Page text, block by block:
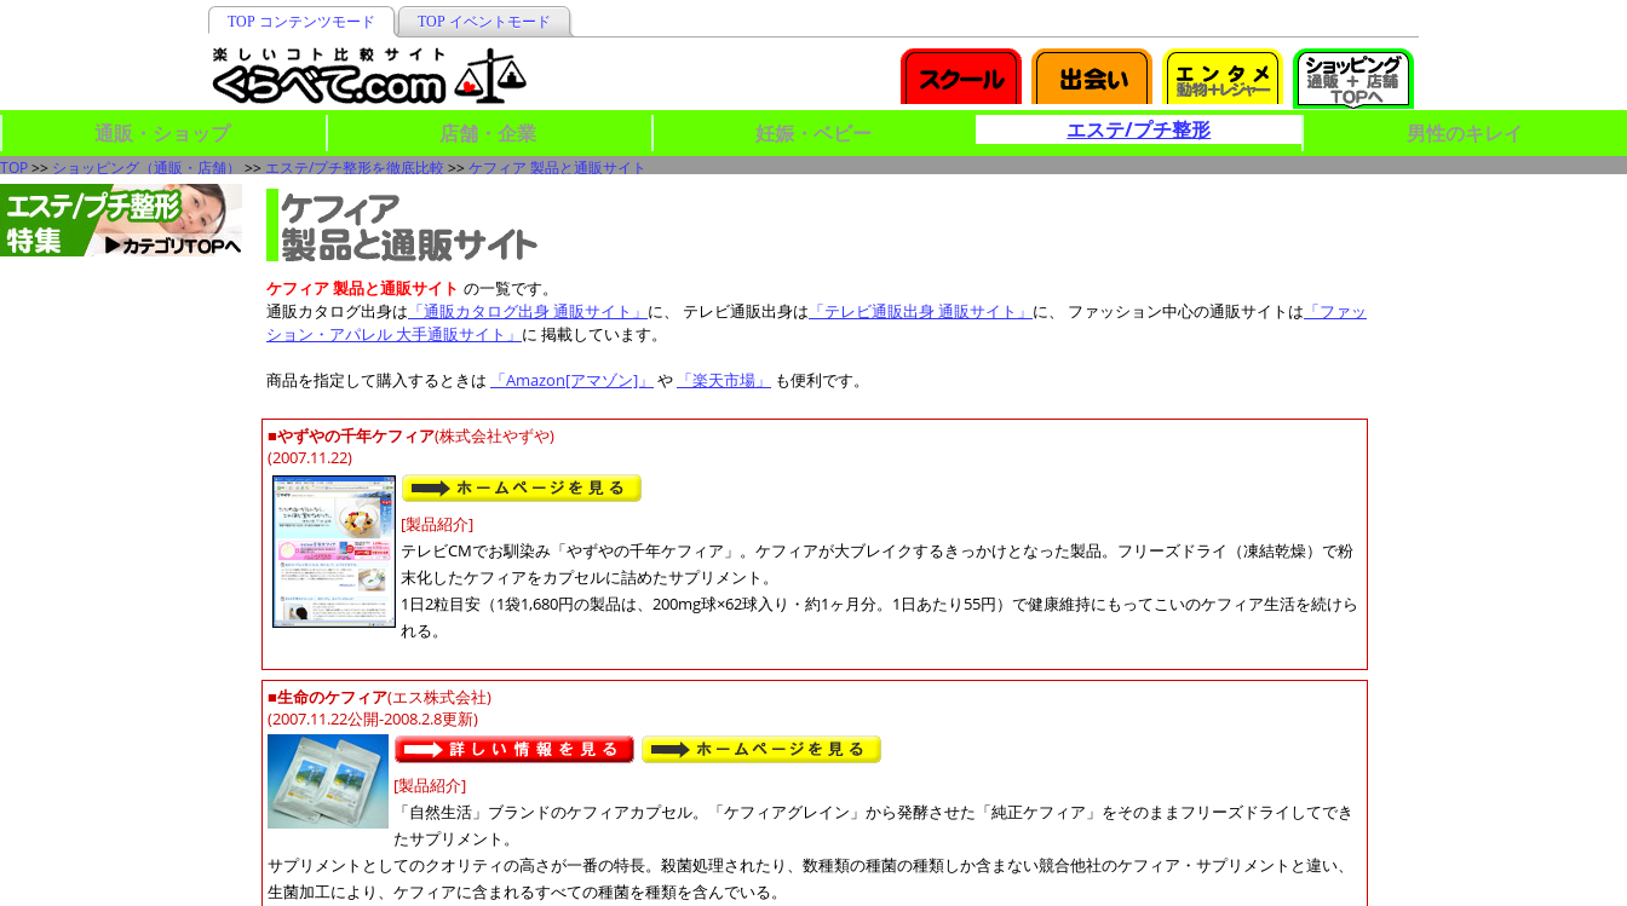
TOP コンテンツモード TOP イベントモード
通販・ショップ 店舗・企業 妊娠・ベビー エステ/プチ整形 男性のキレイ
TOP>> ショッピング（通販・店舗） >> エステ/プチ整形を徹底比較 >> ケフィア 製品と通販サイト
ケフィア 製品と通販サイト の一覧です。
通販カタログ出身は 「通販カタログ出身 通販サイト」 に、 テレビ通販出身は 「テレビ通販出身 通販サイト」 に、 ファッション中心の通販サイトは 「ファッ
ション・アパレル 大手通販サイト」 に 掲載しています。
商品を指定して購入するときは 「Amazon[アマゾン]」 や 「楽天市場」 も便利です。
■やずやの千年ケフィア(株式会社やずや)
(2007.11.22)
[製品紹介]
テレビCMでお馴染み「やずやの千年ケフィア」。ケフィアが大ブレイクするきっかけとなった製品。フリーズドライ（凍結乾燥）で粉
末化したケフィアをカプセルに詰めたサプリメント。
1日2粒目安（1袋1,680円の製品は、200mg球×62球入り・約1ヶ月分。1日あたり55円）で健康維持にもってこいのケフィア生活を続けら
れる。
■生命のケフィア(エス株式会社)
(2007.11.22公開-2008.2.8更新)
[製品紹介]
「自然生活」ブランドのケフィアカプセル。「ケフィアグレイン」から発酵させた「純正ケフィア」をそのままフリーズドライしてでき
たサプリメント。
サプリメントとしてのクオリティの高さが一番の特長。殺菌処理されたり、数種類の種菌の種類しか含まない競合他社のケフィア・サプリメントと違い、
生菌加工により、ケフィアに含まれるすべての種菌を種類を含んでいる。